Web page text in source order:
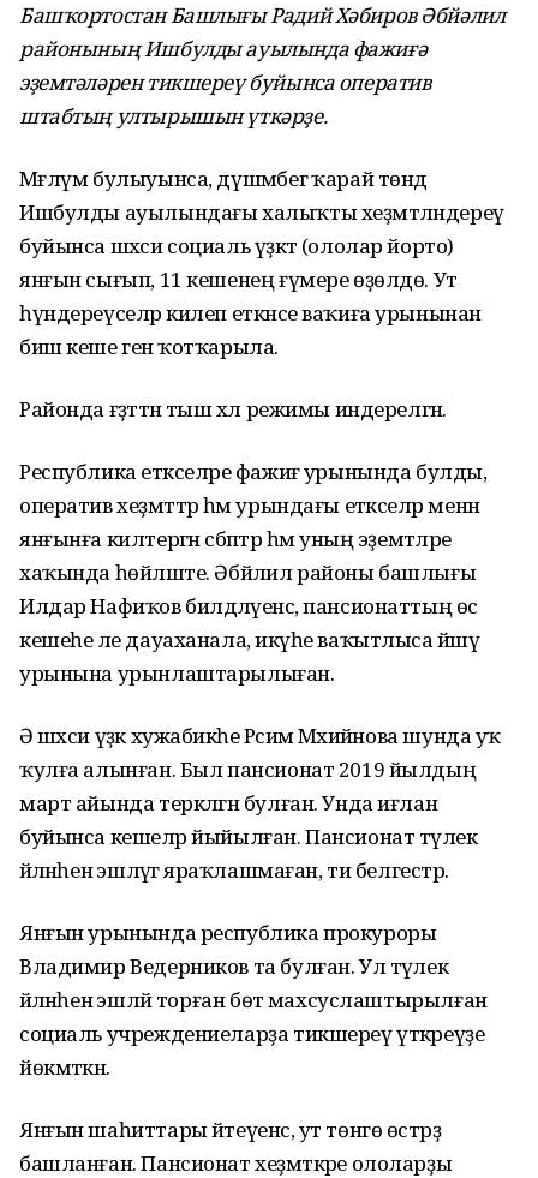
Башҡортостан Башлығы Радий Хәбиров Әбйәлил
районының Ишбулды ауылында фажиғә
эҙемтәләрен тикшереү буйынса оператив
штабтың ултырышын үткәрҙе.
Мәғлүм булыуынса, дүшәмбегә ҡарай төндә
Ишбулды ауылындағы халыҡты хеҙмәтләндереү
буйынса шәхси социаль үҙәктә (ололар йорто)
янғын сығып, 11 кешенең ғүмере өҙөлдө. Ут
һүндереүселәр килеп еткәнсе ваҡиға урынынан
биш кеше генә ҡотҡарыла.
Районда ғәҙәттән тыш хәл режимы индерелгән.
Республика етәкселәре фажиғә урынында булды,
оператив хеҙмәттәр һәм урындағы етәкселәр менән
янғынға килтергән сәбәптәр һәм уның эҙемтәләре
хаҡында һөйләште. Әбйәлил районы башлығы
Илдар Нафиҡов билдәләүенсә, пансионаттың өс
кешеһе әле дауаханала, икәүһе ваҡытлыса йәшәү
урынына урынлаштарылыған.
Ә шәхси үҙәк хужабикәһе Рәсимә Мәхийәнова шунда уҡ
ҡулға алынған. Был пансионат 2019 йылдың
март айында теркәлгән булған. Унда иғлан
буйынса кешеләр йыйылған. Пансионат тәүлек
әйләнәһенә эшләүгә яраҡлашмаған, ти белгестәр.
Янғын урынында республика прокуроры
Владимир Ведерников та булған. Ул тәүлек
әйләнәһенә эшләй торған бөтә махсуслаштырылған
социаль учреждениеларҙа тикшереү үткәреүҙе
йөкмәткән.
Янғын шаһиттары әйтеүенсә, ут төнгө өстәрҙә
башланған. Пансионат хеҙмәткәре ололарҙы